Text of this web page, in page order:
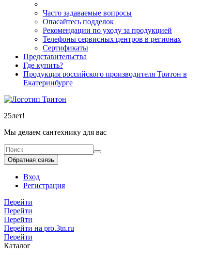
Часто задаваемые вопросы
Опасайтесь подделок
Рекомендации по уходу за продукцией
Телефоны сервисных центров в регионах
Сертификаты
Представительства
Где купить?
Продукция российского производителя Тритон в
Екатеринбурге
25лет!
Мы делаем сантехнику для вас
Обратная связь
Вход
Регистрация
Перейти
Перейти
Перейти
Перейти на pro.3tn.ru
Перейти
Каталог